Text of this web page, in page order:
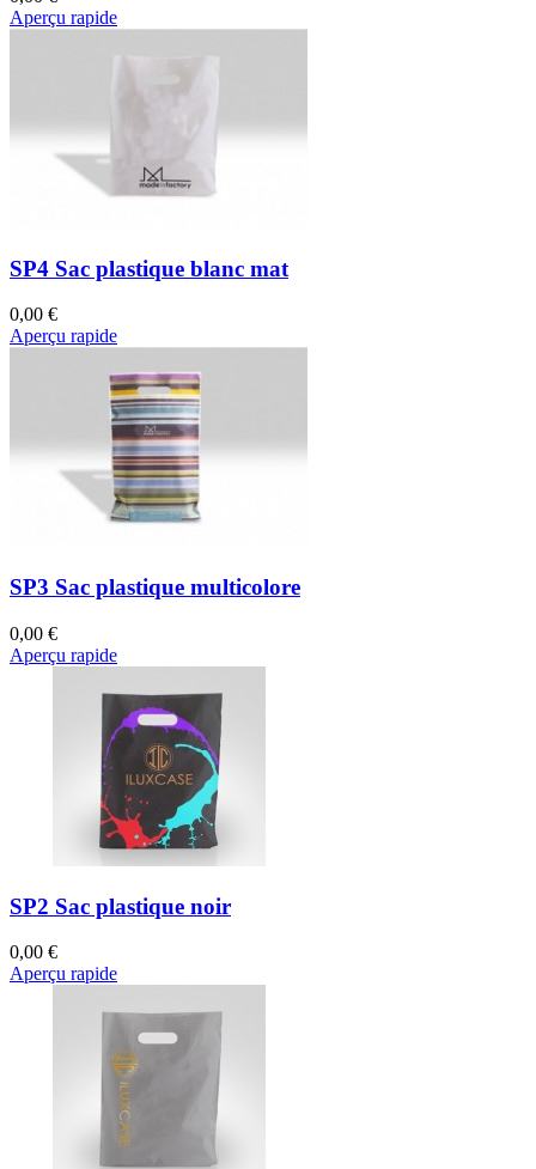
Aperçu rapide
SP4 Sac plastique blanc mat
0,00 €
Aperçu rapide
SP3 Sac plastique multicolore
0,00 €
Aperçu rapide
SP2 Sac plastique noir
0,00 €
Aperçu rapide